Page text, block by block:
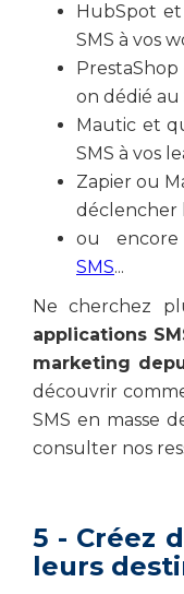
HubSpot
SMS à vos
on dédié au
Mautic et
SMS à vos
Zapier ou
déclencher
ou
SMS...
Ne cherchez
applications
marketing
découvrir
SMS en masse
consulter nos
5 - Créez
leurs